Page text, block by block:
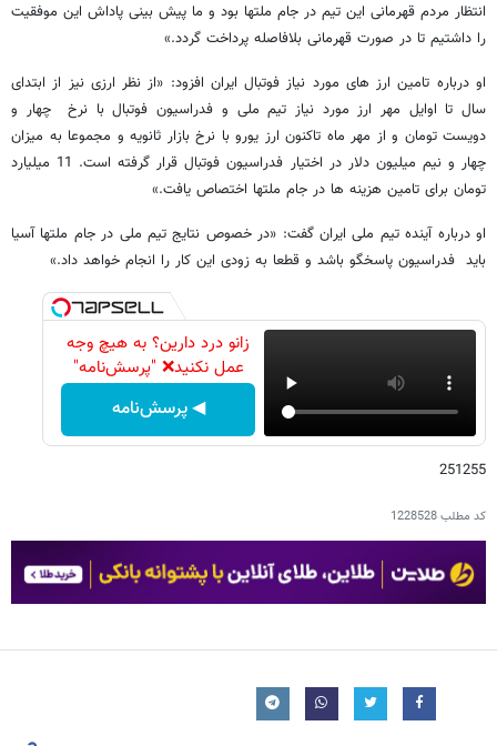
انتظار مردم قهرمانی این تیم در جام ملتها بود و ما پیش بینی پاداش این موفقیت
را داشتیم تا در صورت قهرمانی بلافاصله پرداخت گردد.»
او درباره تامین ارز های مورد نیاز فوتبال ایران افزود: «از نظر ارزی نیز از ابتدای
سال تا اوایل مهر ارز مورد نیاز تیم ملی و فدراسیون فوتبال با نرخ چهار و
دویست تومان و از مهر ماه تاکنون ارز یورو با نرخ بازار ثانویه و مجموعا به میزان
چهار و نیم میلیون دلار در اختیار فدراسیون فوتبال قرار گرفته است. 11 میلیارد
تومان برای تامین هزینه ها در جام ملتها اختصاص یافت.»
او درباره آینده تیم ملی ایران گفت: «در خصوص نتایج تیم ملی در جام ملتها آسیا
باید فدراسیون پاسخگو باشد و قطعا به زودی این کار را انجام خواهد داد.»
زانو درد دارین؟ به هیچ وجه
عمل نکنید❌ "پرسش‌نامه"
◀ پرسش‌نامه
251255
کد مطلب1228528